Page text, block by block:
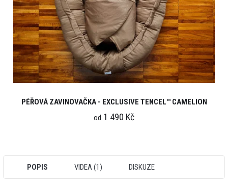
PÉŘOVÁ ZAVINOVAČKA - EXCLUSIVE TENCEL™ CAMELION
od 1 490 Kč
POPIS VIDEA (1) DISKUZE